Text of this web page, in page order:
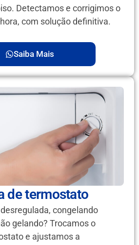
Detectamos e corrigimos o
com solução definitiva.
Saiba Mais
de termostato
congelando
gelando? Trocamos o
e ajustamos a